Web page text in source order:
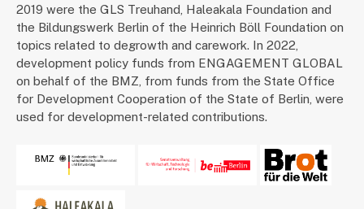
2019 were the GLS Treuhand, Haleakala Foundation and
the Bildungswerk Berlin of the Heinrich Böll Foundation on
topics related to degrowth and carework. In 2022,
development policy funds from ENGAGEMENT GLOBAL
on behalf of the BMZ, from funds from the State Office
for Development Cooperation of the State of Berlin, were
used for development-related contributions.